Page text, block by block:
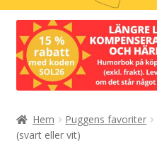
Varukorg
Våra produkter
Designa själv!
Böcker
Hem Puggens favoriter
(svart eller vit)